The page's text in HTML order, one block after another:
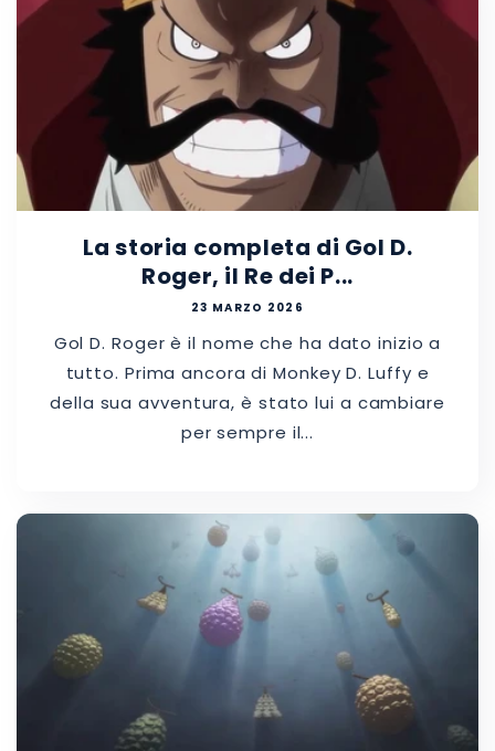
La storia completa di Gol D.
Roger, il Re dei P...
23 MARZO 2026
Gol D. Roger è il nome che ha dato inizio a
tutto. Prima ancora di Monkey D. Luffy e
della sua avventura, è stato lui a cambiare
per sempre il...